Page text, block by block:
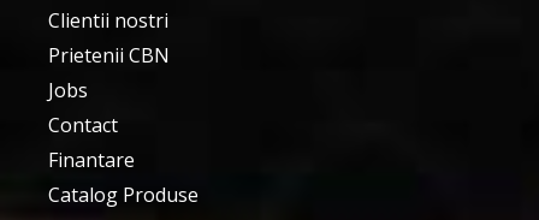
Clientii nostri
Prietenii CBN
Jobs
Contact
Finantare
Catalog Produse